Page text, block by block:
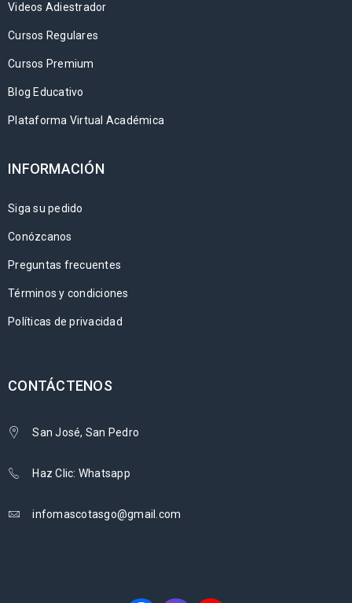
Videos Adiestrador
Cursos Regulares
Cursos Premium
Blog Educativo
Plataforma Virtual Académica
INFORMACIÓN
Siga su pedido
Conózcanos
Preguntas frecuentes
Términos y condiciones
Políticas de privacidad
CONTÁCTENOS
San José, San Pedro
Haz Clic: Whatsapp
infomascotasgo@gmail.com